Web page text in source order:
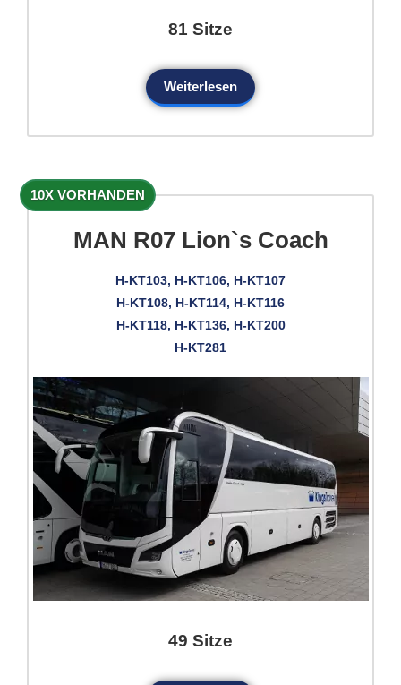
81 Sitze
Weiterlesen
10X VORHANDEN
MAN R07 Lion`s Coach
H-KT103, H-KT106, H-KT107
H-KT108, H-KT114, H-KT116
H-KT118, H-KT136, H-KT200
H-KT281
49 Sitze